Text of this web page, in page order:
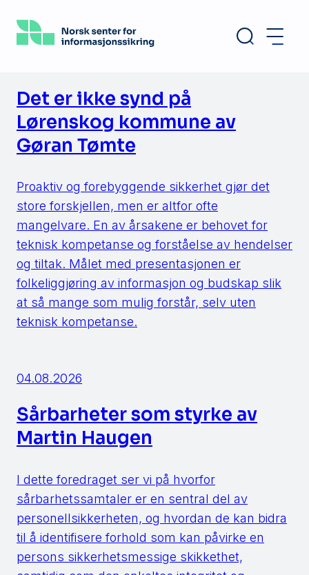
hovedinnhold
Det er ikke synd på
Lørenskog kommune av
Gøran Tømte
Proaktiv og forebyggende sikkerhet gjør det
store forskjellen, men er altfor ofte
mangelvare. En av årsakene er behovet for
teknisk kompetanse og forståelse av hendelser
og tiltak. Målet med presentasjonen er
folkeliggjøring av informasjon og budskap slik
at så mange som mulig forstår, selv uten
teknisk kompetanse.
04.08.2026
Sårbarheter som styrke av
Martin Haugen
I dette foredraget ser vi på hvorfor
sårbarhetssamtaler er en sentral del av
personellsikkerheten, og hvordan de kan bidra
til å identifisere forhold som kan påvirke en
persons sikkerhetsmessige skikkethet,